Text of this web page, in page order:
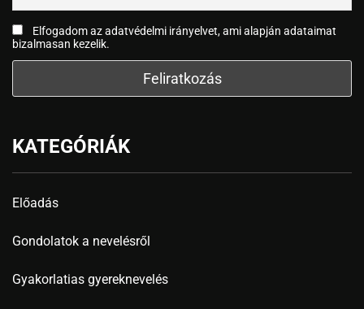
Elfogadom az adatvédelmi irányelvet, ami alapján adataimat
bizalmasan kezelik.
KATEGÓRIÁK
Előadás
Gondolatok a nevelésről
Gyakorlatias gyereknevelés